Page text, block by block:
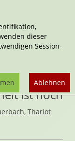
geschehen
ist noch
, Thariot
dieser
Session-
Ablehnen